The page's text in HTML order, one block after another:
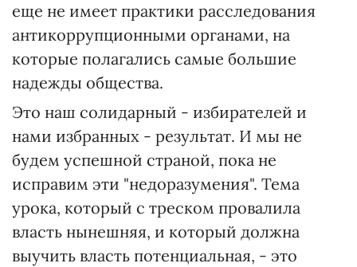
еще не имеет практики расследования
антикоррупционными органами, на
которые полагались самые большие
надежды общества.
Это наш солидарный - избирателей и
нами избранных - результат. И мы не
будем успешной страной, пока не
исправим эти "недоразумения". Тема
урока, который с треском провалила
власть нынешняя, и который должна
выучить власть потенциальная, - это